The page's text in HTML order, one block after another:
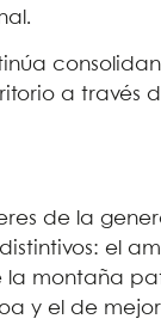
a través
de la
el
la montaña
y el de